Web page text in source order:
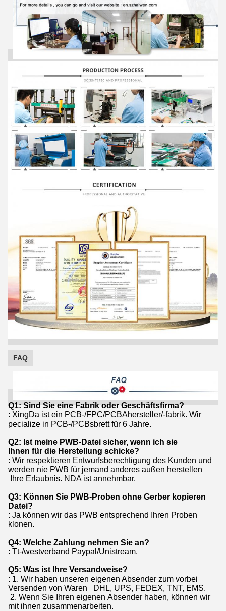
FAQ
Q1: Sind Sie eine Fabrik oder Geschäftsfirma?
: XingDa ist ein PCB-/FPC/PCBAhersteller/-fabrik. Wir
pecialize in PCB-/PCBsbrett für 6 Jahre.
Q2: Ist meine PWB-Datei sicher, wenn ich sie
Ihnen für die Herstellung schicke?
: Wir respektieren Entwurfsberechtigung des Kunden und
werden nie PWB für jemand anderes außen herstellen
Ihre Erlaubnis. NDA ist annehmbar.
Q3: Können Sie PWB-Proben ohne Gerber kopieren
Datei?
: Ja können wir das PWB entsprechend Ihren Proben
klonen.
Q4: Welche Zahlung nehmen Sie an?
: Tt-/westverband Paypal/Unistream.
Q5: Was ist Ihre Versandweise?
: 1. Wir haben unseren eigenen Absender zum vorbei
Versenden von Waren DHL, UPS, FEDEX, TNT, EMS.
2. Wenn Sie Ihren eigenen Absender haben, können wir
mit ihnen zusammenarbeiten.